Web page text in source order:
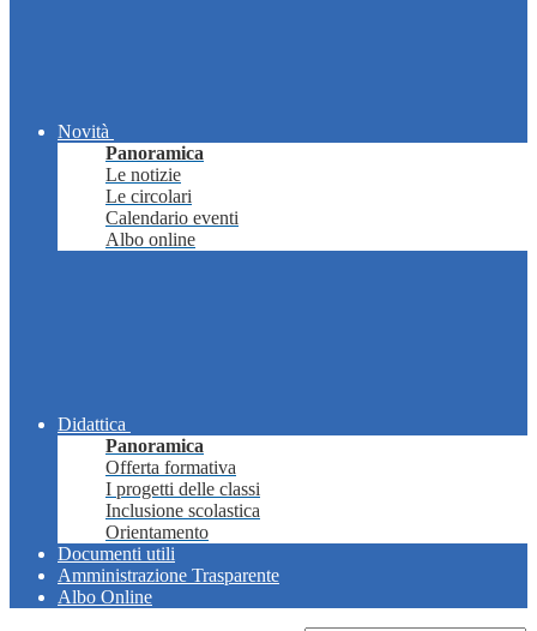
Novità
Panoramica
Le notizie
Le circolari
Calendario eventi
Albo online
Didattica
Panoramica
Offerta formativa
I progetti delle classi
Inclusione scolastica
Orientamento
Documenti utili
Amministrazione Trasparente
Albo Online